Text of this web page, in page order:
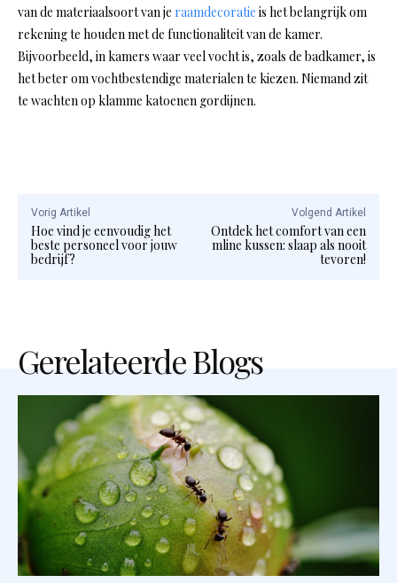
van de materiaalsoort van je raamdecoratie is het belangrijk om
rekening te houden met de functionaliteit van de kamer.
Bijvoorbeeld, in kamers waar veel vocht is, zoals de badkamer, is
het beter om vochtbestendige materialen te kiezen. Niemand zit
te wachten op klamme katoenen gordijnen.
Vorig Artikel
Hoe vind je eenvoudig het
beste personeel voor jouw
bedrijf?
Volgend Artikel
Ontdek het comfort van een
mline kussen: slaap als nooit
tevoren!
Gerelateerde Blogs